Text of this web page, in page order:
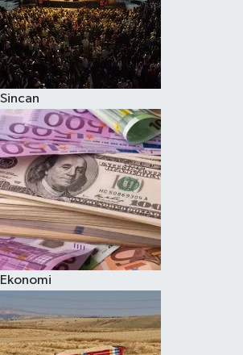
Sincan
Ekonomi